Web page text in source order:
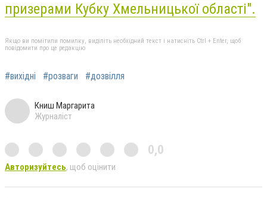
призерами Кубку Хмельницької області".
Якщо ви помітили помилку, виділіть необхідний текст і натисніть Ctrl + Enter, щоб
повідомити про це редакцію
#вихідні #розваги #дозвілля
Книш Маргарита
Журналіст
0,0
Авторизуйтесь, щоб оцінити